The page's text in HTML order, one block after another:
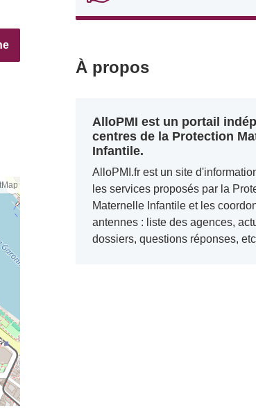
À propos
AlloPMI est un portail
centres de la Protection
Infantile.
AlloPMI.fr est un site
les services proposés par la
Maternelle Infantile et les
antennes : liste des agences,
dossiers, questions réponses,